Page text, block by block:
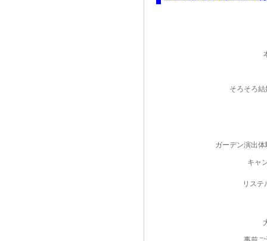
そろそろ
ガーデン演出
キャ
リステ